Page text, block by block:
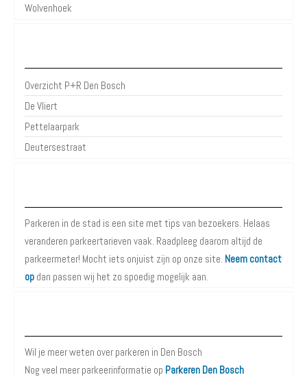
Wolvenhoek
Overzicht P+R Den Bosch
De Vliert
Pettelaarpark
Deutersestraat
Parkeren in de stad is een site met tips van bezoekers. Helaas
veranderen parkeertarieven vaak. Raadpleeg daarom altijd de
parkeermeter! Mocht iets onjuist zijn op onze site. Neem contact
op dan passen wij het zo spoedig mogelijk aan.
Wil je meer weten over parkeren in Den Bosch
Nog veel meer parkeerinformatie op Parkeren Den Bosch